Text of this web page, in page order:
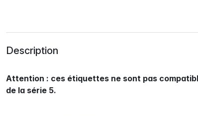
Description
Attention : ces étiquettes ne sont pas
de la série 5.